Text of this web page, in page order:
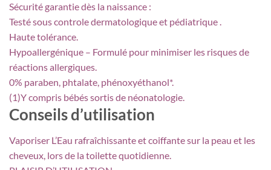
Sécurité garantie dès la naissance :
Testé sous controle dermatologique et pédiatrique .
Haute tolérance.
Hypoallergénique – Formulé pour minimiser les risques de
réactions allergiques.
0% paraben, phtalate, phénoxyéthanol*.
(1)Y compris bébés sortis de néonatologie.
Conseils d’utilisation
Vaporiser L’Eau rafraîchissante et coiffante sur la peau et les
cheveux, lors de la toilette quotidienne.